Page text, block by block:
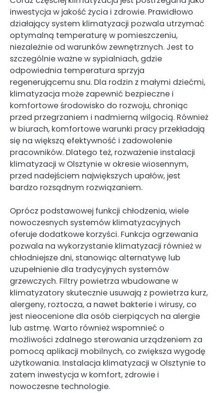
inwestycja w jakość życia i zdrowie. Prawidłowo
działający system klimatyzacji pozwala utrzymać
optymalną temperaturę w pomieszczeniu,
niezależnie od warunków zewnętrznych. Jest to
szczególnie ważne w sypialniach, gdzie
odpowiednia temperatura sprzyja
regenerującemu snu. Dla rodzin z małymi dziećmi,
klimatyzacja może zapewnić bezpieczne i
komfortowe środowisko do rozwoju, chroniąc
przed przegrzaniem i nadmierną wilgocią. Również
w biurach, komfortowe warunki pracy przekładają
się na większą efektywność i zadowolenie
pracowników. Dlatego też, rozważenie instalacji
klimatyzacji w Olsztynie w okresie wiosennym,
przed nadejściem największych upałów, jest
bardzo rozsądnym rozwiązaniem.
Oprócz podstawowej funkcji chłodzenia, wiele
nowoczesnych systemów klimatyzacyjnych
oferuje dodatkowe korzyści. Funkcja ogrzewania
pozwala na wykorzystanie klimatyzacji również w
chłodniejsze dni, stanowiąc alternatywę lub
uzupełnienie dla tradycyjnych systemów
grzewczych. Filtry powietrza wbudowane w
klimatyzatory skutecznie usuwają z powietrza kurz,
alergeny, roztocza, a nawet bakterie i wirusy, co
jest nieocenione dla osób cierpiących na alergie
lub astmę. Warto również wspomnieć o
możliwości zdalnego sterowania urządzeniem za
pomocą aplikacji mobilnych, co zwiększa wygodę
użytkowania. Instalacja klimatyzacji w Olsztynie to
zatem inwestycja w komfort, zdrowie i
nowoczesne technologie.